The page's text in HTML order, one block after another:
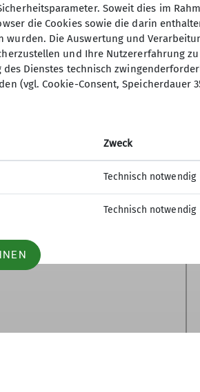
Ehrenamt
mehr erfahren
Soweit dies im
die Cookies sowie die darin
wurden. Die Auswertung und
und Ihre Nutzererfahrung
des Dienstes technisch
(vgl. Cookie-Consent, Speicherdauer
Zweck
Technisch notwendig
Technisch notwendig